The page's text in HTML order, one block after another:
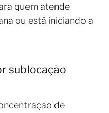
quem atende
ou está iniciando a
sublocação
de